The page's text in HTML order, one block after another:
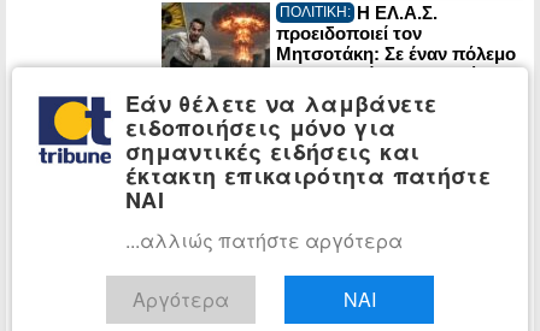
ΠΟΛΙΤΙΚΗ: Η ΕΛ.Α.Σ.
προειδοποιεί τον
Μητσοτάκη: Σε έναν πόλεμο
οι πυρηνικές εγκαταστάσεις
μπορούν να γίνουν στόχος
του εχθρού
ΠΟΛΙΤΙΚΗ:
ΕΛ.Α.Σ.: Ο
Μητσοτάκης ζητά και τρίτη
τετραετία για ΝΑ ΜΗΝ
ΠΟΛΙΤΙΚΗ:
Η ΕΛ.Α.Σ. με λογική
«ξέσκισε» τους
«πρασινοαναπτυξάκηδες»:
«Η ενεργειακή μετάβαση δεν
Εάν θέλετε να λαμβάνετε
ειδοποιήσεις μόνο για
σημαντικές ειδήσεις και
έκτακτη επικαιρότητα πατήστε
ΝΑΙ
...αλλιώς πατήστε αργότερα
Αργότερα ΝΑΙ